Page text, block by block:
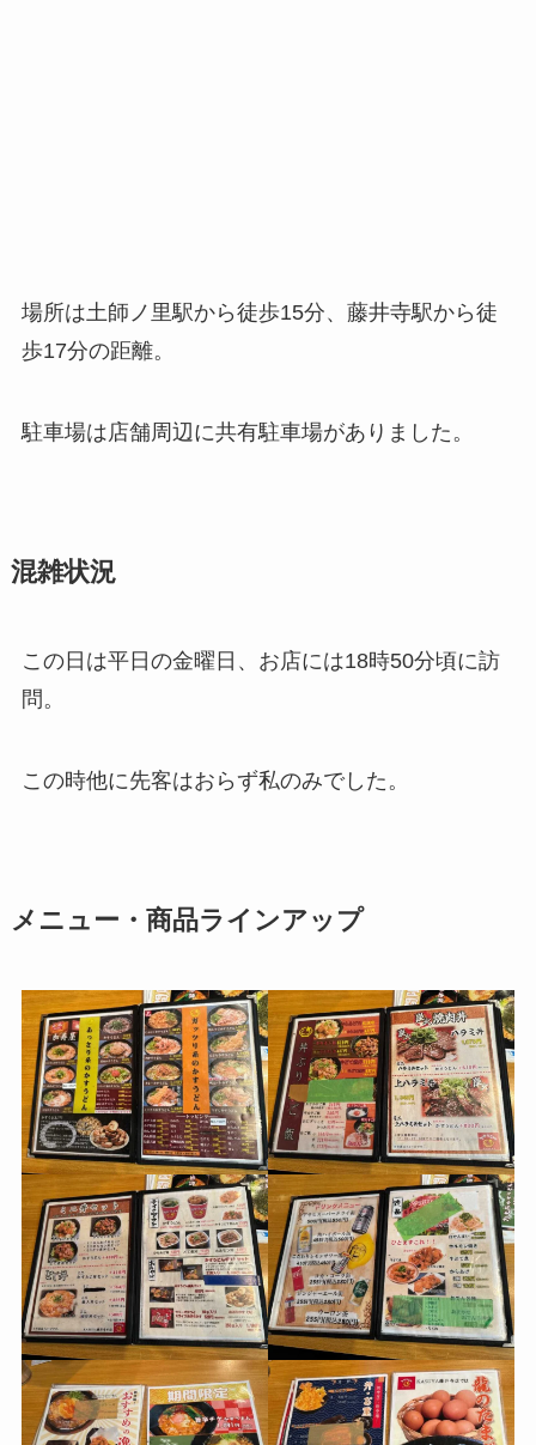
場所は土師ノ里駅から徒歩15分、藤井寺駅から徒
歩17分の距離。
駐車場は店舗周辺に共有駐車場がありました。
混雑状況
この日は平日の金曜日、お店には18時50分頃に訪
問。
この時他に先客はおらず私のみでした。
メニュー・商品ラインアップ